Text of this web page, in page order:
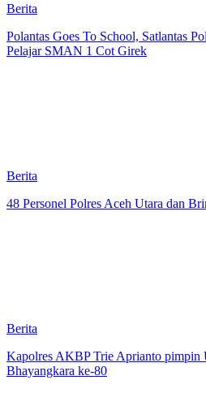
Berita
Polantas Goes To School, Satlantas
Pelajar SMAN 1 Cot Girek
Berita
48 Personel Polres Aceh Utara dan
Berita
Kapolres AKBP Trie Aprianto pimpin
Bhayangkara ke-80